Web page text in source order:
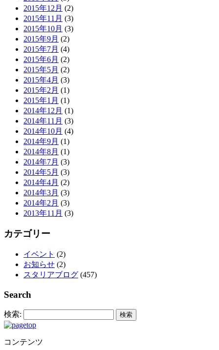
2015年12月 (2)
2015年11月 (3)
2015年10月 (3)
2015年9月 (2)
2015年7月 (4)
2015年6月 (2)
2015年5月 (2)
2015年4月 (3)
2015年2月 (1)
2015年1月 (1)
2014年12月 (1)
2014年11月 (3)
2014年10月 (4)
2014年9月 (1)
2014年8月 (1)
2014年7月 (3)
2014年5月 (3)
2014年4月 (2)
2014年3月 (3)
2014年2月 (3)
2013年11月 (3)
カテゴリー
イベント (2)
お知らせ (2)
スタリアブログ (457)
Search
検索:
コンテンツ